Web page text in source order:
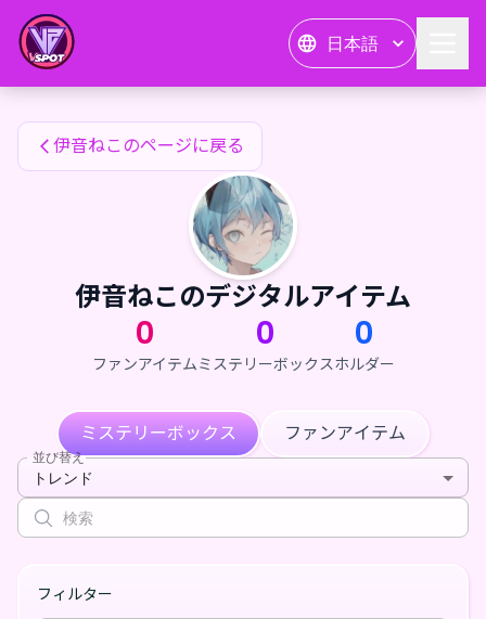
日本語
伊音ねこのファンアイテム
伊音ねこのページに戻る
伊音ねこのデジタルアイテム
0
ファンアイテム
0
ミステリーボックス
0
ホルダー
ミステリーボックス ファンアイテム
並び替え
トレンド
フィルター
伊音ねこのファンアイテム — 24karat